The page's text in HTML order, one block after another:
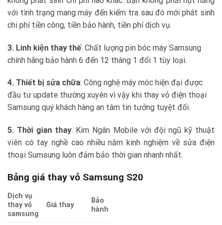
với tình trạng mang máy đến kiểm tra sau đó mới phát sinh
chi phí tiền công, tiền bảo hành, tiền phí dịch vụ.
3. Linh kiện thay thế: Chất lượng pin bóc máy Samsung
chính hãng bảo hành 6 đến 12 tháng 1 đổi 1 tùy loại.
4. Thiết bị sửa chữa: Công nghệ máy móc hiện đại được
đầu tư update thường xuyên vì vậy khi thay vỏ điện thoại
Samsung quý khách hàng an tâm tin tưởng tuyệt đối.
5. Thời gian thay: Kim Ngân Mobile với đội ngũ kỹ thuật
viên có tay nghề cao nhiều năm kinh nghiệm về sửa điện
thoại Sumsung luôn đảm bảo thời gian nhanh nhất.
Bảng giá thay vỏ Samsung S20
Dịch vụ
thay vỏ
samsung
Giá thay
Bảo
hành